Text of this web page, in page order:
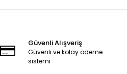
Güvenli Alışveriş
Güvenli ve kolay ödeme
sistemi